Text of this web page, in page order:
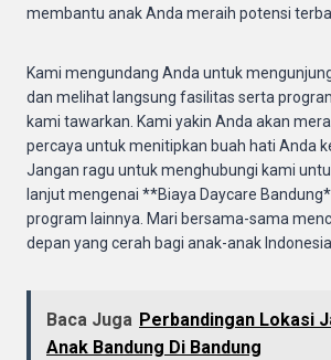
membantu anak Anda meraih potensi
Kami mengundang Anda untuk
dan melihat langsung fasilitas serta
kami tawarkan. Kami yakin Anda akan
percaya untuk menitipkan buah hati Anda
Jangan ragu untuk menghubungi kami
lanjut mengenai **Biaya Daycare
program lainnya. Mari bersama-sama
depan yang cerah bagi anak-anak Indonesia.
Baca Juga Perbandingan Lokasi
Anak Bandung Di Bandung